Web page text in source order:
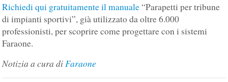
Richiedi qui gratuitamente il manuale“Parapetti per tribune
di impianti sportivi”, già utilizzato da oltre 6.000
professionisti, per scoprire come progettare con i sistemi
Faraone.
Notizia a cura di Faraone